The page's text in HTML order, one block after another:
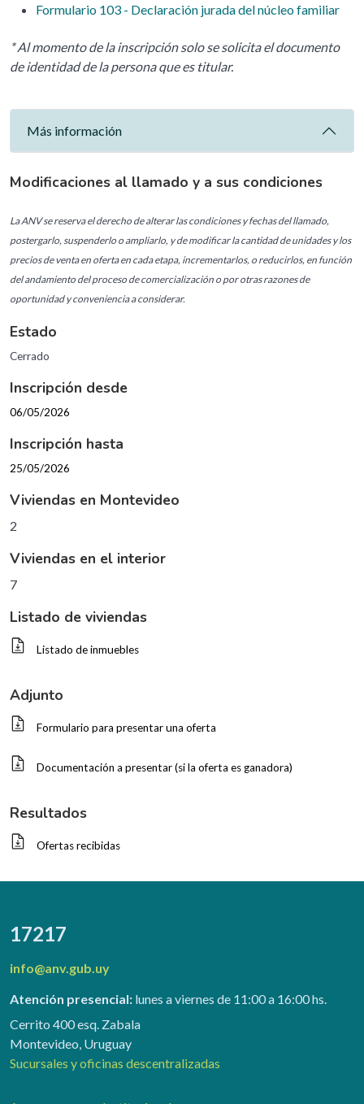
Estado
Cerrado
Inscripción desde
06/05/2026
Inscripción hasta
25/05/2026
Viviendas en Montevideo
2
Viviendas en el interior
7
Listado de viviendas
Listado de inmuebles
Adjunto
Formulario para presentar una oferta
Documentación a presentar (si la oferta es ganadora)
Resultados
Ofertas recibidas
Formulario 103 - Declaración jurada del núcleo familiar
* Al momento de la inscripción solo se solicita el documento
de identidad de la persona que es titular.
Más información
Modificaciones al llamado y a sus condiciones
La ANV se reserva el derecho de alterar las condiciones y fechas del llamado,
postergarlo, suspenderlo o ampliarlo, y de modificar la cantidad de unidades y los
precios de venta en oferta en cada etapa, incrementarlos, o reducirlos, en función
del andamiento del proceso de comercialización o por otras razones de
oportunidad y conveniencia a considerar.
17217
info@anv.gub.uy
Atención presencial: lunes a viernes de 11:00 a 16:00 hs.
Cerrito 400 esq. Zabala
Montevideo, Uruguay
Sucursales y oficinas descentralizadas